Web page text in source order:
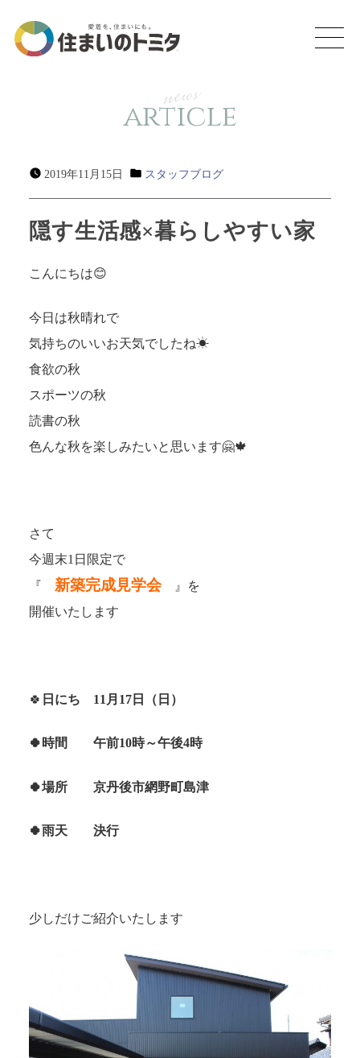
news
article
2019年11月15日 スタッフブログ
隠す生活感×暮らしやすい家
こんにちは😊
今日は秋晴れで
気持ちのいいお天気でしたね☀
食欲の秋
スポーツの秋
読書の秋
色んな秋を楽しみたいと思います🤗🍁
さて
今週末1日限定で
『 新築完成見学会』を
開催いたします
🍀 日にち 11月17日（日）
🍀時間 午前10時～午後4時
🍀場所 京丹後市網野町島津
🍀雨天 決行
少しだけご紹介いたします